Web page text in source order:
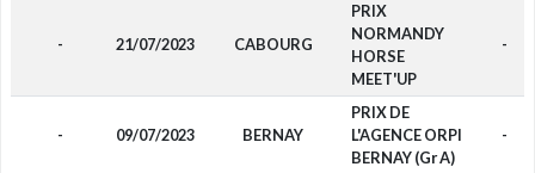
- 21/07/2023 CABOURG
PRIX
NORMANDY
HORSE
MEET'UP
-
- 09/07/2023 BERNAY
PRIX DE
L'AGENCE ORPI
BERNAY (Gr A)
-